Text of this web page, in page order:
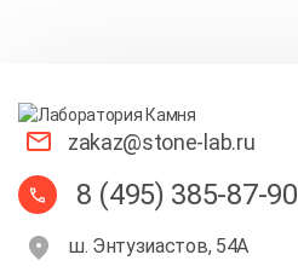
zakaz@stone-lab.ru
8 (495) 385-87-90
ш. Энтузиастов, 54А